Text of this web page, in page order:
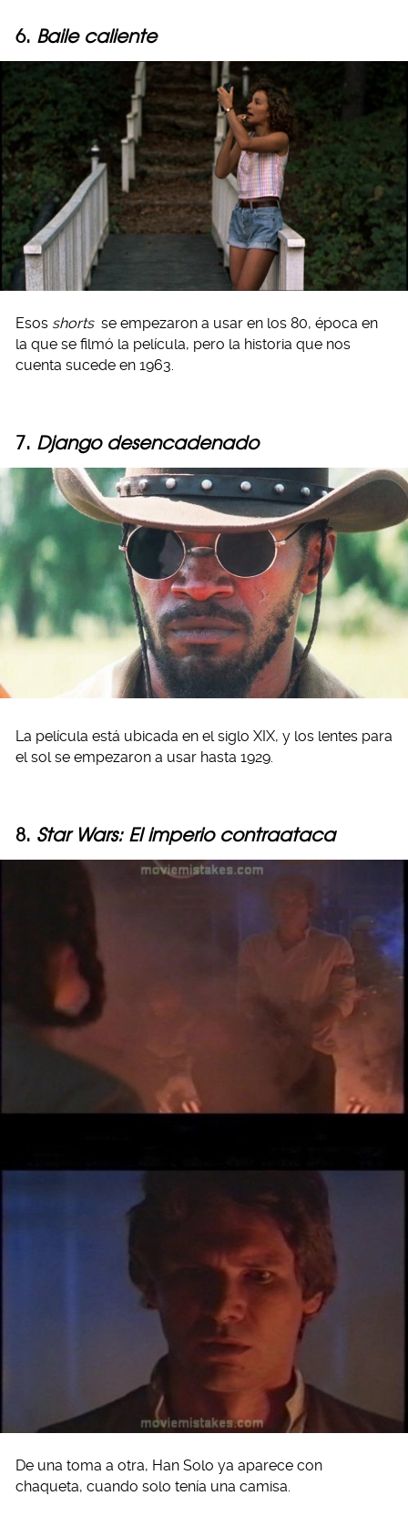
6. Baile caliente
Esos shorts se empezaron a usar en los 80, época en
la que se filmó la película, pero la historia que nos
cuenta sucede en 1963.
7. Django desencadenado
La película está ubicada en el siglo XIX, y los lentes para
el sol se empezaron a usar hasta 1929.
8. Star Wars: El imperio contraataca
De una toma a otra, Han Solo ya aparece con
chaqueta, cuando solo tenía una camisa.